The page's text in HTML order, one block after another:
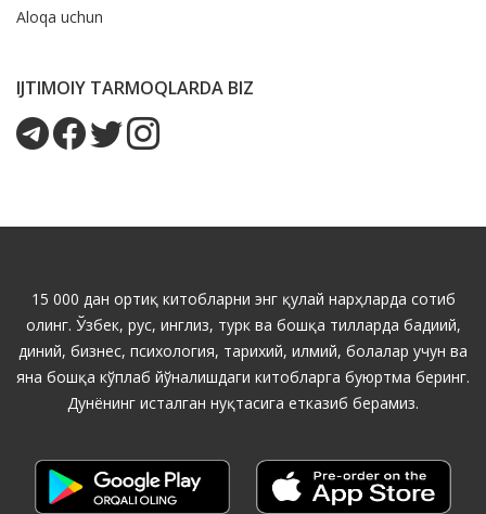
Aloqa uchun
IJTIMOIY TARMOQLARDA BIZ
15 000 дан ортиқ китобларни энг қулай нарҳларда сотиб
олинг. Ўзбек, рус, инглиз, турк ва бошқа тилларда бадиий,
диний, бизнес, психология, тарихий, илмий, болалар учун ва
яна бошқа кўплаб йўналишдаги китобларга буюртма беринг.
Дунёнинг исталган нуқтасига етказиб берамиз.